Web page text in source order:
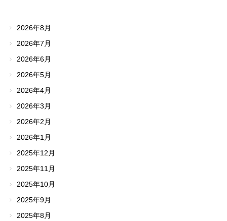
2026年8月
2026年7月
2026年6月
2026年5月
2026年4月
2026年3月
2026年2月
2026年1月
2025年12月
2025年11月
2025年10月
2025年9月
2025年8月